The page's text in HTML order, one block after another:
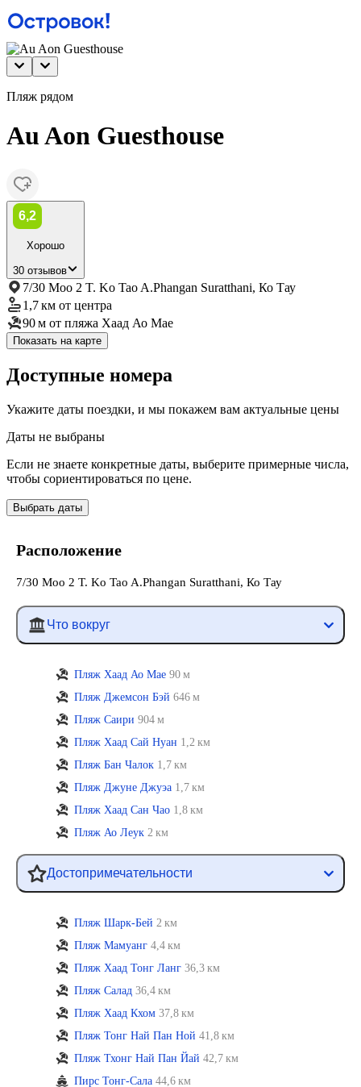
Пляж рядом
Au Aon Guesthouse
6,2
Хорошо
30 отзывов
7/30 Moo 2 T. Ko Tao A.Phangan Suratthani, Ко Тау
1,7 км от центра
90 м от пляжа Хаад Ао Мае
Показать на карте
Доступные номера
Укажите даты поездки, и мы покажем вам актуальные цены
Даты не выбраны
Если не знаете конкретные даты, выберите примерные числа,
чтобы сориентироваться по цене.
Выбрать даты
Расположение
7/30 Moo 2 T. Ko Tao A.Phangan Suratthani, Ко Тау
Что вокруг
Пляж Хаад Ао Мае 90 м
Пляж Джемсон Бэй 646 м
Пляж Саири 904 м
Пляж Хаад Сай Нуан 1,2 км
Пляж Бан Чалок 1,7 км
Пляж Джуне Джуэа 1,7 км
Пляж Хаад Сан Чао 1,8 км
Пляж Ао Леук 2 км
Достопримечательности
Пляж Шарк-Бей 2 км
Пляж Мамуанг 4,4 км
Пляж Хаад Тонг Ланг 36,3 км
Пляж Салад 36,4 км
Пляж Хаад Кхом 37,8 км
Пляж Тонг Най Пан Ной 41,8 км
Пляж Тхонг Най Пан Йай 42,7 км
Пирс Тонг-Сала 44,6 км